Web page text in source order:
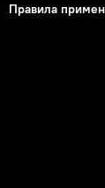
Правила